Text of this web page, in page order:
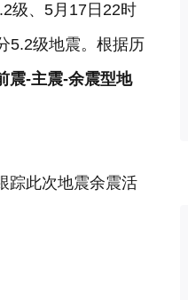
级、5月17日22时
5.2级地震。根据历
震-主震-余震型地
踪此次地震余震活